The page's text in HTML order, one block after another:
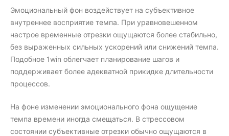
Эмоциональный фон воздействует на субъективное
внутреннее восприятие темпа. При уравновешенном
настрое временные отрезки ощущаются более стабильно,
без выраженных сильных ускорений или снижений темпа.
Подобное 1win облегчает планирование шагов и
поддерживает более адекватной прикидке длительности
процессов.
На фоне изменении эмоционального фона ощущение
темпа времени иногда смещаться. В стрессовом
состоянии субъективные отрезки обычно ощущаются в